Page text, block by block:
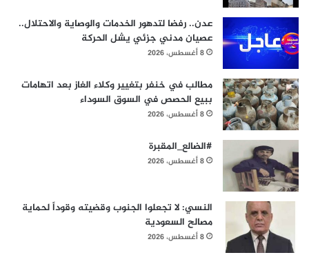
عدن.. رفضا لتدهور الخدمات والوصاية والاحتلال..
عصيان مدني جزئي يشل الحركة
8 أغسطس، 2026
مطالب في خنفر بتغيير وكلاء الغاز بعد اتهامات
ببيع الحصص في السوق السوداء
8 أغسطس، 2026
#الضالع_المقبرة
8 أغسطس، 2026
النسي: لا تجعلوا الجنوب وقضيته وقوداً لحماية
مصالح السعودية
8 أغسطس، 2026